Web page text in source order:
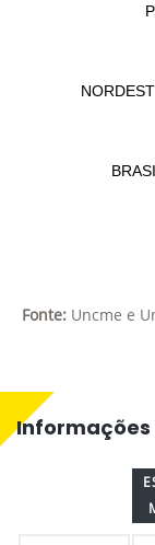
Fonte:Uncme e